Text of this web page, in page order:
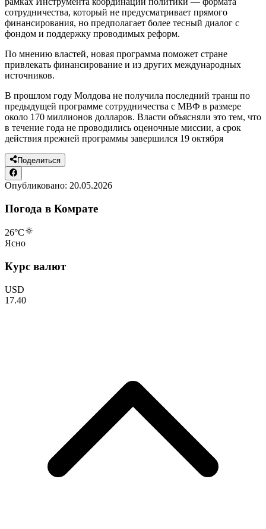
сотрудничества, который не предусматривает прямого
финансирования, но предполагает более тесный диалог с
фондом и поддержку проводимых реформ.
По мнению властей, новая программа поможет стране
привлекать финансирование и из других международных
источников.
В прошлом году Молдова не получила последний транш по
предыдущей программе сотрудничества с МВФ в размере
около 170 миллионов долларов. Власти объясняли это тем, что
в течение года не проводились оценочные миссии, а срок
действия прежней программы завершился 19 октября
Поделиться
Опубликовано: 20.05.2026
Погода в Комрате
26°C
Ясно
Курс валют
USD
17.40